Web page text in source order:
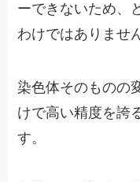
ーできないため、
わけではありませ
染色体そのものの
けで高い精度を誇
す。